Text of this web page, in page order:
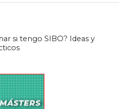
si tengo SIBO? Ideas y